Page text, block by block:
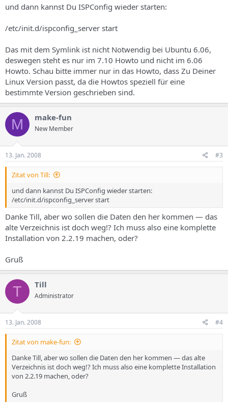
und dann kannst Du ISPConfig wieder starten:
/etc/init.d/ispconfig_server start
Das mit dem Symlink ist nicht Notwendig bei Ubuntu 6.06,
deswegen steht es nur im 7.10 Howto und nicht im 6.06
Howto. Schau bitte immer nur in das Howto, dass Zu Deiner
Linux Version passt, da die Howtos speziell für eine
bestimmte Version geschrieben sind.
M make-fun
New Member
13. Jan. 2008 #3
Zitat von Till:
und dann kannst Du ISPConfig wieder starten:
/etc/init.d/ispconfig_server start
Danke Till, aber wo sollen die Daten den her kommen — das
alte Verzeichnis ist doch weg!? Ich muss also eine komplette
Installation von 2.2.19 machen, oder?
Gruß
T Till
Administrator
13. Jan. 2008 #4
Zitat von make-fun:
Danke Till, aber wo sollen die Daten den her kommen — das alte
Verzeichnis ist doch weg!? Ich muss also eine komplette Installation
von 2.2.19 machen, oder?
Gruß